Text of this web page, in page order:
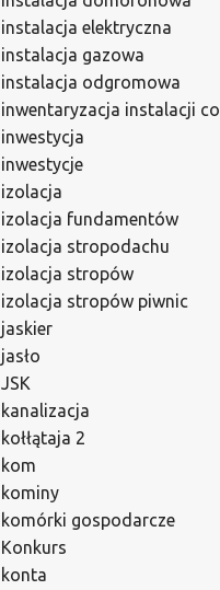
instalacja elektryczna
instalacja gazowa
instalacja odgromowa
inwentaryzacja instalacji co
inwestycja
inwestycje
izolacja
izolacja fundamentów
izolacja stropodachu
izolacja stropów
izolacja stropów piwnic
jaskier
jasło
JSK
kanalizacja
kołłątaja 2
kom
kominy
komórki gospodarcze
Konkurs
konta